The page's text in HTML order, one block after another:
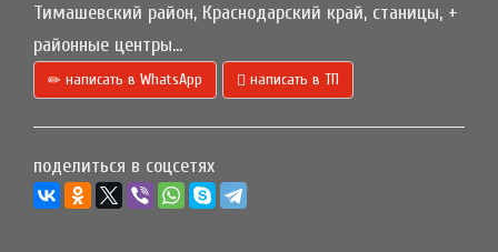
Тимашевский район, Краснодарский край, станицы, +
районные центры...
написать в WhatsApp написать в ТП
поделиться в соцсетях